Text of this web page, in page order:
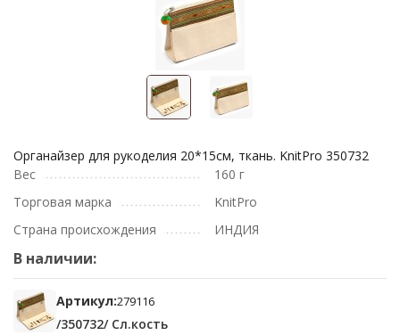
Органайзер для рукоделия 20*15см, ткань. KnitPro 350732
Вес
160 г
Торговая марка
KnitPro
Страна происхождения
ИНДИЯ
В наличии:
Артикул:279116
/350732/ Сл.кость